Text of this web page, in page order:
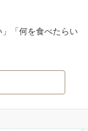
「何を食べたらい